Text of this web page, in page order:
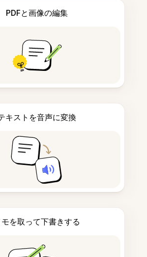
PDFと画像の編集
キストを音声に変換
モを取って下書きする